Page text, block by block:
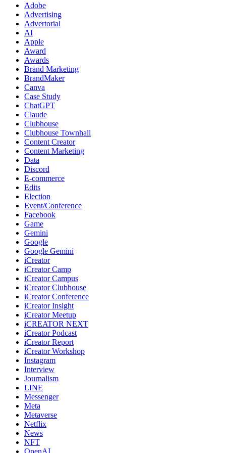
Adobe
Advertising
Advertorial
AI
Apple
Award
Awards
Brand Marketing
BrandMaker
Canva
Case Study
ChatGPT
Claude
Clubhouse
Clubhouse Townhall
Content Creator
Content Marketing
Data
Discord
E-commerce
Edits
Election
Event/Conference
Facebook
Game
Gemini
Google
Google Gemini
iCreator
iCreator Camp
iCreator Campus
iCreator Clubhouse
iCreator Conference
iCreator Insight
iCreator Meetup
iCREATOR NEXT
iCreator Podcast
iCreator Report
iCreator Workshop
Instagram
Interview
Journalism
LINE
Messenger
Meta
Metaverse
Netflix
News
NFT
OpenAI